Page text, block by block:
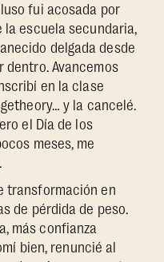
fui acosada por
la escuela secundaria,
delgada desde
dentro. Avancemos
en la clase
y la cancelé.
el Día de los
meses, me
transformación en
de pérdida de peso.
más confianza
bien, renuncié al